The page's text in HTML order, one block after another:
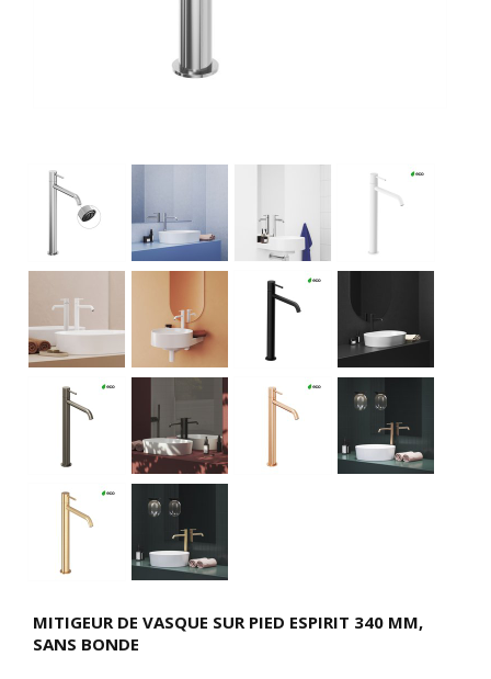
MITIGEUR DE VASQUE SUR PIED ESPIRIT 340 MM,
SANS BONDE